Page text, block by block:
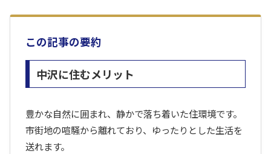
この記事の要約
中沢に住むメリット
豊かな自然に囲まれ、静かで落ち着いた住環境です。
市街地の喧騒から離れており、ゆったりとした生活を
送れます。